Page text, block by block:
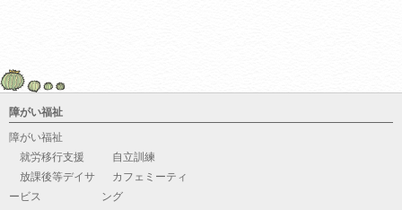
障がい福祉
障がい福祉
就労移行支援
自立訓練
放課後等デイサ
ービス
カフェミーティ
ング